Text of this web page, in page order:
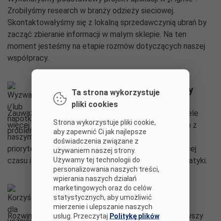
Zrobiłyśmy research w branży odzieży sieciowej.
Skontaktowałyśmy się z lokalną sprzedawczynią ubrań by
zacząć zbieranie informacji w małym sklepie. Na ten
moment jesteśmy na etapie rozmów dotyczących naszej
współpracy.
Wyzwania i/lub napotkane problemy
Zauważyłyśmy, że rozpatrzenie odzieży zajmuje o wiele
więcej czasu niż pierwotnie zakładałyśmy. Koliduje to z
naszymi obowiązkami szkolnymi, które są dla nas
priorytetem. Stworzenie aplikacji również zajęło więcej
czasu i wymagało większej wiedzy w zakresie informatyki.
Korzyści dla uczniów
Rozwinęły one swoje zdolności informatyczne i pierwszy
Ta strona wykorzystuje
pliki cookies
Strona wykorzystuje pliki cookie,
aby zapewnić Ci jak najlepsze
doświadczenia związane z
używaniem naszej strony.
Używamy tej technologii do
personalizowania naszych treści,
wpierania naszych działań
marketingowych oraz do celów
statystycznych, aby umożliwić
mierzenie i ulepszanie naszych
usług. Przeczytaj Politykę plików